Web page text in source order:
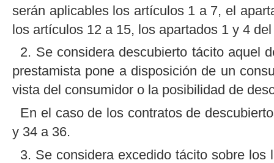
serán aplicables los artículos 1 a 7, el
los artículos 12 a 15, los apartados 1 y 4
2. Se considera descubierto tácito aquel
prestamista pone a disposición de un
vista del consumidor o la posibilidad de
En el caso de los contratos de
y 34 a 36.
3. Se considera excedido tácito sobre